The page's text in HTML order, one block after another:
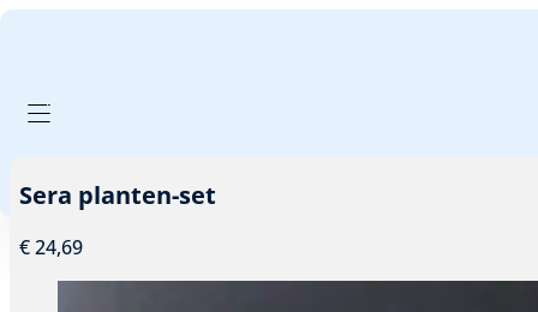
PRODUCTEN FILTER
Sera planten-set
€24,69